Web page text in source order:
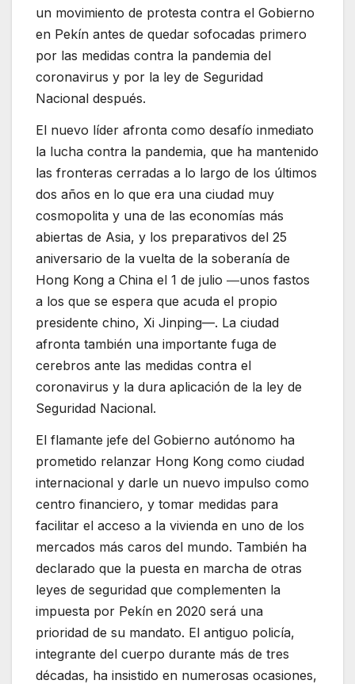
un movimiento de protesta contra el Gobierno
en Pekín antes de quedar sofocadas primero
por las medidas contra la pandemia del
coronavirus y por la ley de Seguridad
Nacional después.
El nuevo líder afronta como desafío inmediato
la lucha contra la pandemia, que ha mantenido
las fronteras cerradas a lo largo de los últimos
dos años en lo que era una ciudad muy
cosmopolita y una de las economías más
abiertas de Asia, y los preparativos del 25
aniversario de la vuelta de la soberanía de
Hong Kong a China el 1 de julio ―unos fastos
a los que se espera que acuda el propio
presidente chino, Xi Jinping—. La ciudad
afronta también una importante fuga de
cerebros ante las medidas contra el
coronavirus y la dura aplicación de la ley de
Seguridad Nacional.
El flamante jefe del Gobierno autónomo ha
prometido relanzar Hong Kong como ciudad
internacional y darle un nuevo impulso como
centro financiero, y tomar medidas para
facilitar el acceso a la vivienda en uno de los
mercados más caros del mundo. También ha
declarado que la puesta en marcha de otras
leyes de seguridad que complementen la
impuesta por Pekín en 2020 será una
prioridad de su mandato. El antiguo policía,
integrante del cuerpo durante más de tres
décadas, ha insistido en numerosas ocasiones,